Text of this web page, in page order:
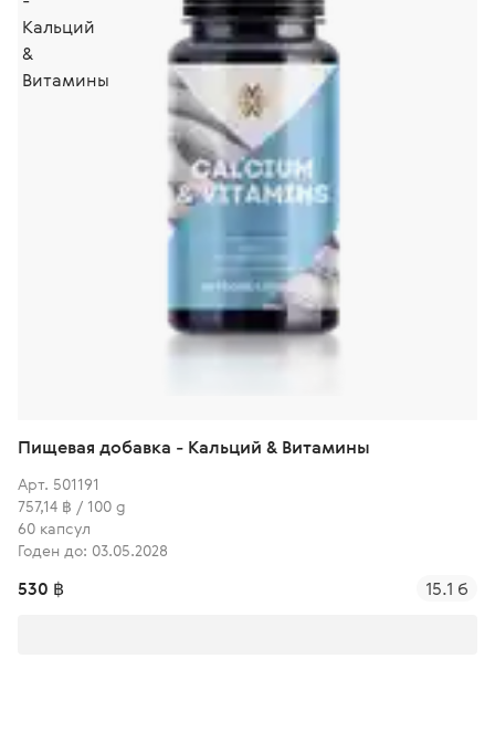
Пищевая добавка - Кальций & Bитамины
Арт. 501191
757,14 ฿ / 100 g
60 капсул
Годен до: 03.05.2028
530 ฿ 15.1 б